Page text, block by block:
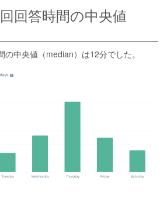
回答時間の中央値
中央値（median）は12分でした。